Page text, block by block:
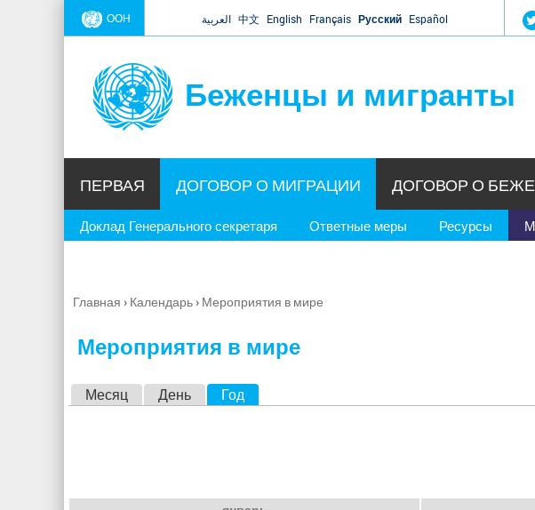
ООН العربية 中文 English Français Русский Español
Беженцы и мигранты
ПЕРВАЯ ДОГОВОР О МИГРАЦИИ
Доклад Генерального секретаря Ответные меры Ресурсы
ДОГОВОР О
Вы
Главная › Календарь› Мероприятия в мире
Мероприятия в мире
н
Месяц День Год